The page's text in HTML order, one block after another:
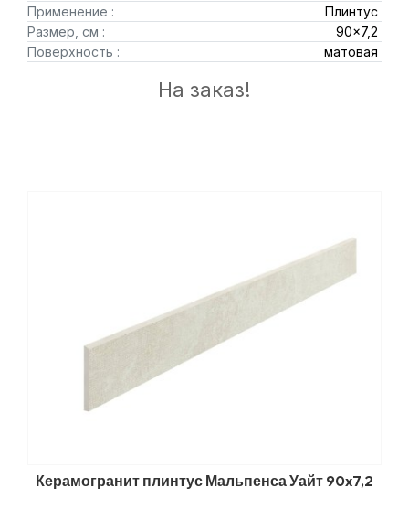
Применение :
Плинтус
Размер, см :
90x7,2
Поверхность :
матовая
На заказ!
Керамогранит плинтус Мальпенса Уайт 90x7,2